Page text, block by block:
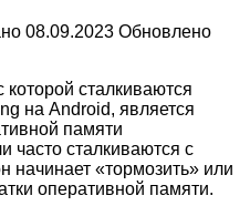
08.09.2023 Обновлено
сталкиваются
на Android, является
памяти
часто сталкиваются с
начинает «тормозить» или
оперативной памяти.